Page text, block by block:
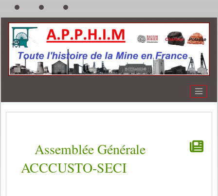
Assemblée Générale
ACCCUSTO-SECI